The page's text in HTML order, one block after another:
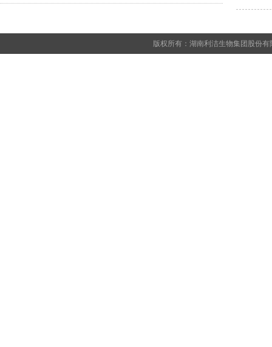
版权所有：湖南利洁生物集团股份